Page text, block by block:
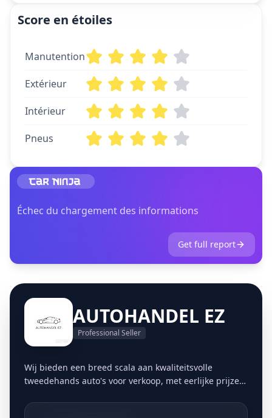
Score en étoiles
Manutention
Extérieur
Intérieur
Pneus
Échec du chargement des informations
Get full report
AUTOHANDEL EZ
Professional Seller
Wij bieden een breed scala aan kwaliteitsvolle
tweedehands auto's voor verkoop, met eerlijke prijzen
moeiteloze en handige manier om uw auto te